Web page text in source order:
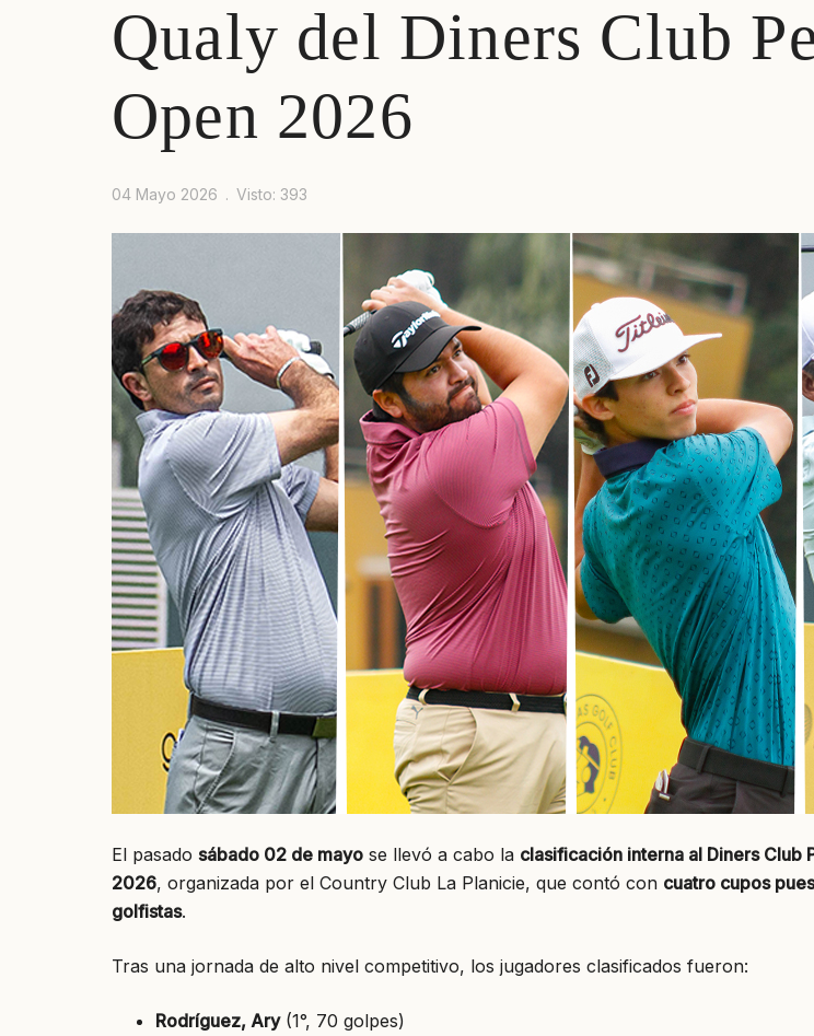
Qualy del Diners Club
Open 2026
04 Mayo 2026 Visto: 393
El pasado sábado 02 de mayo se llevó a cabo la clasificación interna al Diners Club
2026, organizada por el Country Club La Planicie, que contó con cuatro cupos
golfistas.
Tras una jornada de alto nivel competitivo, los jugadores clasificados fueron:
Rodríguez, Ary(1°, 70 golpes)